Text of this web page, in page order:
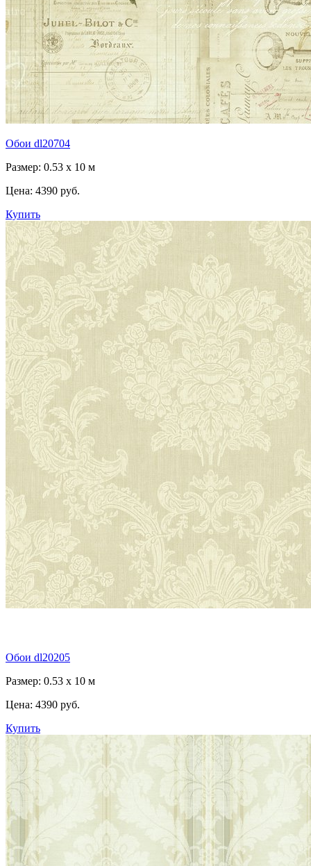
Обои dl20704
Размер: 0.53 x 10 м
Цена: 4390 руб.
Купить
Обои dl20205
Размер: 0.53 x 10 м
Цена: 4390 руб.
Купить